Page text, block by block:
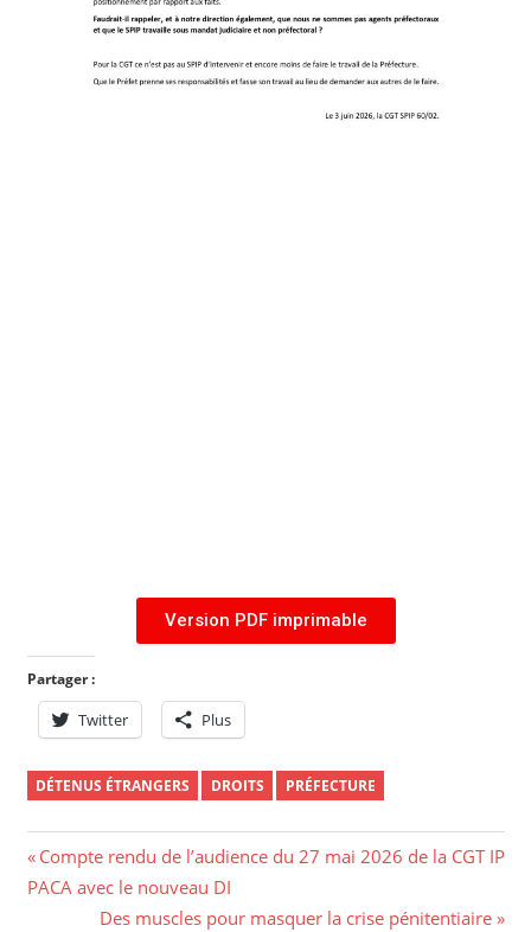
Version PDF imprimable
Partager :
Twitter Plus
DÉTENUS ÉTRANGERS DROITS PRÉFECTURE
Compte rendu de l’audience du 27 mai 2026 de la CGT IP
PACA avec le nouveau DI
Des muscles pour masquer la crise pénitentiaire